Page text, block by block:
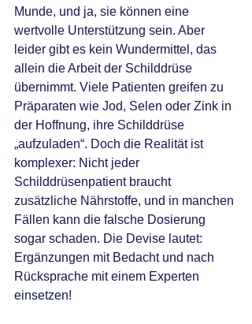
Munde, und ja, sie können eine
wertvolle Unterstützung sein. Aber
leider gibt es kein Wundermittel, das
allein die Arbeit der Schilddrüse
übernimmt. Viele Patienten greifen zu
Präparaten wie Jod, Selen oder Zink in
der Hoffnung, ihre Schilddrüse
„aufzuladen“. Doch die Realität ist
komplexer: Nicht jeder
Schilddrüsenpatient braucht
zusätzliche Nährstoffe, und in manchen
Fällen kann die falsche Dosierung
sogar schaden. Die Devise lautet:
Ergänzungen mit Bedacht und nach
Rücksprache mit einem Experten
einsetzen!